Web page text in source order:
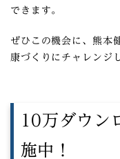
できます。
ぜひこの機会に、熊本
康づくりにチャレンジ
10万ダウン
施中！